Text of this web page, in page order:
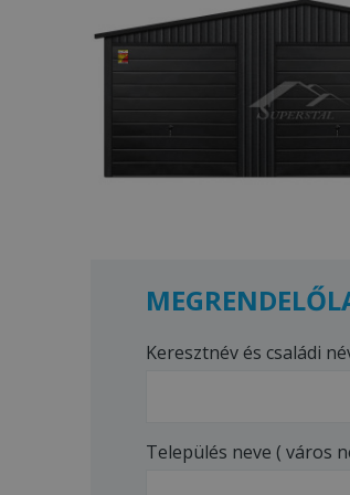
Keresztnév és családi
Település neve ( város